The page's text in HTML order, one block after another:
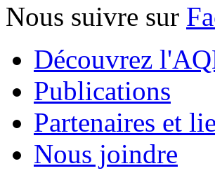
Nous suivre sur
Découvrez
Publications
Partenaires et
Nous joindre